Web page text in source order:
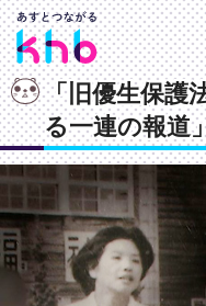
「旧優生保護
る一連の報道